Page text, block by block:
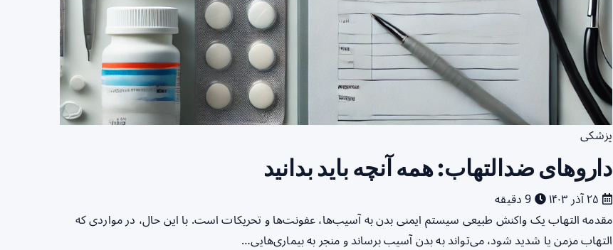
پزشکی
داروهای ضدالتهاب: همه آنچه باید بدانید
مقدمه التهاب یک واکنش طبیعی سیستم ایمنی بدن به آسیب‌ها، عفونت‌ها و تحریکات است. با این حال، در مواردی که
التهاب مزمن یا شدید شود، می‌تواند به بدن آسیب برساند و منجر به بیماری‌هایی…